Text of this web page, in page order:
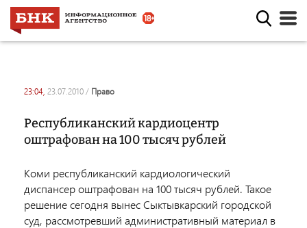
23:04, 23.07.2010 / право
Республиканский кардиоцентр
оштрафован на 100 тысяч рублей
Коми республиканский кардиологический
диспансер оштрафован на 100 тысяч рублей. Такое
решение сегодня вынес Сыктывкарский городской
суд, рассмотревший административный материал в